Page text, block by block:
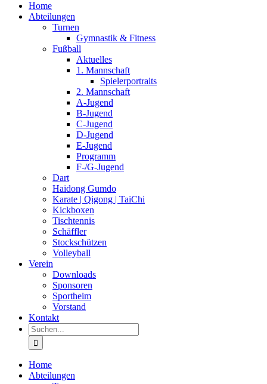
Home
Abteilungen
Turnen
Gymnastik & Fitness
Fußball
Aktuelles
1. Mannschaft
Spielerportraits
2. Mannschaft
A-Jugend
B-Jugend
C-Jugend
D-Jugend
E-Jugend
Programm
F-/G-Jugend
Dart
Haidong Gumdo
Karate | Qigong | TaiChi
Kickboxen
Tischtennis
Schäffler
Stockschützen
Volleyball
Verein
Downloads
Sponsoren
Sportheim
Vorstand
Kontakt
Suche
nach:
Home
Abteilungen